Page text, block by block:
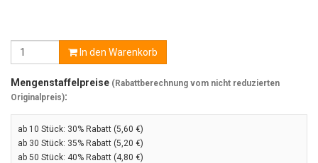
In den Warenkorb
Mengenstaffelpreise (Rabattberechnung vom nicht reduzierten
Originalpreis):
ab 10 Stück: 30% Rabatt (5,60 €)
ab 30 Stück: 35% Rabatt (5,20 €)
ab 50 Stück: 40% Rabatt (4,80 €)